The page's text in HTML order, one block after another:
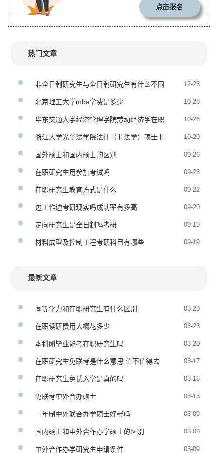
点击报名
热门文章
非全日制研究生与全日制研究生有什么不同 12-23
北京理工大学mba学费是多少 10-28
华东交通大学经济管理学院劳动经济学在职
研究生招生简章
10-26
浙江大学光华法学院法律（非法学）硕士非
全日制研究生招生简章
10-20
国外硕士和国内硕士的区别 09-26
在职研究生用参加考试吗 09-23
在职研究生教育方式是什么 09-22
边工作边考研现实吗成功率有多高 09-20
定向研究生是全日制吗考研 09-19
材料成型及控制工程考研科目有哪些 09-19
最新文章
同等学力和在职研究生有什么区别 03-29
在职读研费用大概花多少 03-23
本科刚毕业能考在职研究生吗 03-20
在职研究生免联考是什么意思 值不值得去 03-17
在职研究生免试入学是真的吗 03-16
免联考中外合办硕士 03-13
一年制中外联合办学硕士好考吗 03-09
国内硕士和中外合作办学硕士的区别 03-09
中外合作办学研究生申请条件 03-09